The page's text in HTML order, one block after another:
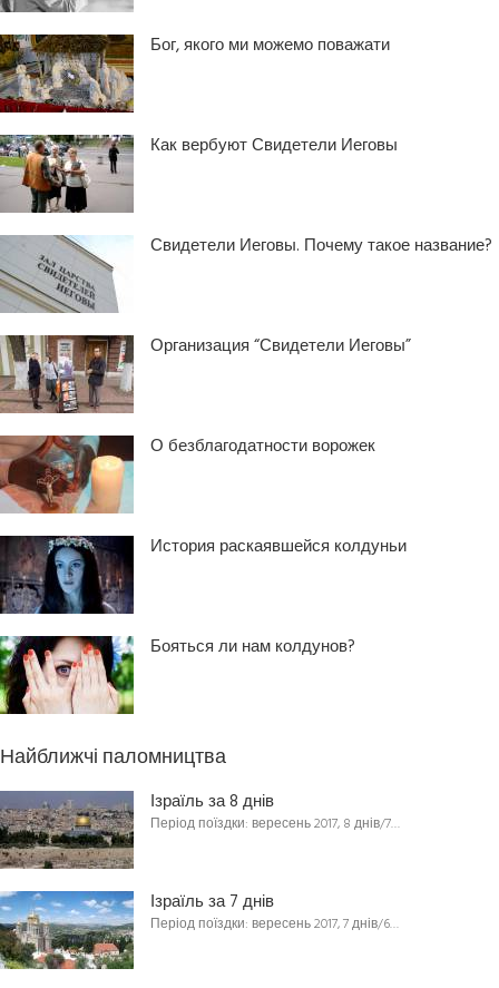
Бог, якого ми можемо поважати
Как вербуют Свидетели Иеговы
Свидетели Иеговы. Почему такое название?
Организация “Свидетели Иеговы”
О безблагодатности ворожек
История раскаявшейся колдуньи
Бояться ли нам колдунов?
Найближчі паломництва
Ізраїль за 8 днів
Період поїздки: вересень 2017, 8 днів/7…
Ізраїль за 7 днів
Період поїздки: вересень 2017, 7 днів/6…